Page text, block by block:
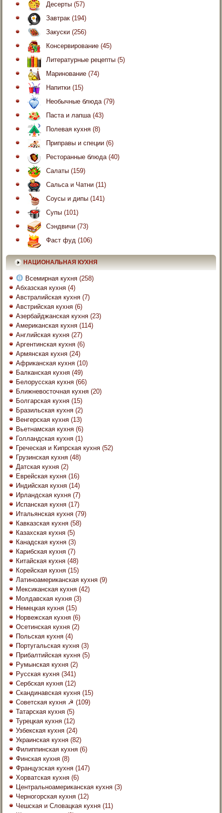
Десерты (57)
Завтрак (194)
Закуски (256)
Консервирование (45)
Литературные рецепты (5)
Маринование (74)
Напитки (15)
Необычные блюда(79)
Паста и лапша(43)
Полевая кухня (8)
Приправы и специи (6)
Ресторанные блюда(40)
Салаты (159)
Сальса и Чатни (11)
Соусы и дипы (141)
Супы (101)
Сэндвичи (73)
Фаст фуд (106)
НАЦИОНАЛЬНАЯ КУХНЯ
Всемирная кухня (258)
Абхазская кухня (4)
Австралийская кухня (7)
Австрийская кухня (6)
Азербайджанская кухня (23)
Американская кухня (114)
Английская кухня (27)
Аргентинская кухня (6)
Армянская кухня (24)
Африканская кухня (10)
Балканская кухня (49)
Белорусская кухня (66)
Ближневосточная кухня (20)
Болгарская кухня (15)
Бразильская кухня (2)
Венгерская кухня (13)
Вьетнамская кухня (6)
Голландская кухня (1)
Греческая и Кипрская кухня (52)
Грузинская кухня (48)
Датская кухня (2)
Еврейская кухня (16)
Индийская кухня (14)
Ирландская кухня (7)
Испанская кухня (17)
Итальянская кухня (79)
Кавказская кухня (58)
Казахская кухня (5)
Канадская кухня (3)
Карибская кухня (7)
Китайская кухня (48)
Корейская кухня (15)
Латиноамериканская кухня (9)
Мексиканская кухня (42)
Молдавская кухня (3)
Немецкая кухня (15)
Норвежская кухня (6)
Осетинская кухня (2)
Польская кухня (4)
Португальская кухня (3)
Прибалтийская кухня (5)
Румынская кухня (2)
Русская кухня (341)
Сербская кухня (12)
Скандинавская кухня (15)
Советская кухня ☭ (109)
Татарская кухня (5)
Турецкая кухня (12)
Узбекская кухня (24)
Украинская кухня (82)
Филиппинская кухня (6)
Финская кухня (8)
Французская кухня (147)
Хорватская кухня (6)
Центральноамериканская кухня (3)
Черногорская кухня (12)
Чешская и Словацкая кухня (11)